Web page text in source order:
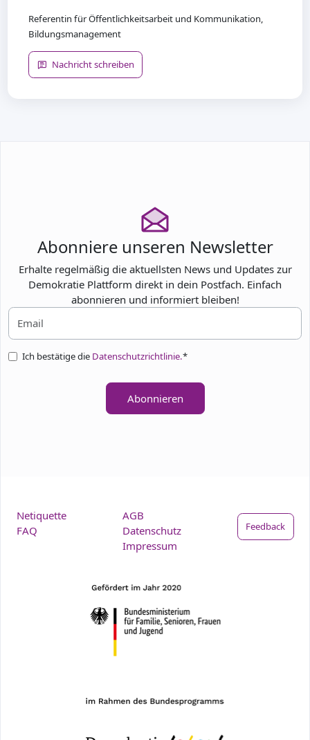
Referentin für Öffentlichkeitsarbeit und Kommunikation,
Bildungsmanagement
Nachricht schreiben
Abonniere unseren Newsletter
Erhalte regelmäßig die aktuellsten News und Updates zur
Demokratie Plattform direkt in dein Postfach. Einfach
abonnieren und informiert bleiben!
Ich bestätige die Datenschutzrichtlinie.*
Abonnieren
Netiquette
FAQ
AGB
Datenschutz
Impressum
Feedback